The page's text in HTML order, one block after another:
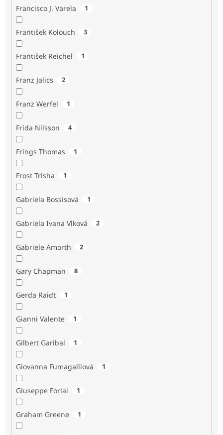
Francisco J. Varela 1
František Kolouch 3
František Reichel 1
Franz Jalics 2
Franz Werfel 1
Frida Nilsson 4
Frings Thomas 1
Frost Trisha 1
Gabriela Bossisová 1
Gabriela Ivana Vlková 2
Gabriele Amorth 2
Gary Chapman 8
Gerda Raidt 1
Gianni Valente 1
Gilbert Garibal 1
Giovanna Fumagalliová 1
Giuseppe Forlai 1
Graham Greene 1